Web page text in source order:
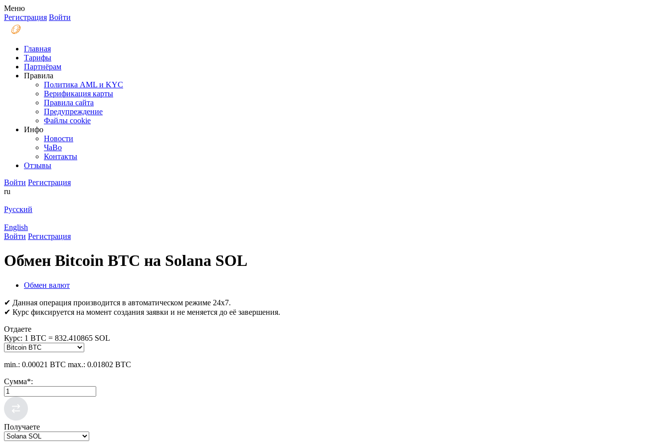
Меню
Регистрация Войти
Главная
Тарифы
Партнёрам
Правила
Политика AML и KYC
Верификация карты
Правила сайта
Предупреждение
Файлы coоkie
Инфо
Новости
ЧаВо
Контакты
Отзывы
Войти Регистрация
ru
Русский
English
Войти Регистрация
Обмен Bitcoin BTC на Solana SOL
Обмен валют
✔ Данная операция производится в автоматическом режиме 24х7.
✔ Курс фиксируется на момент создания заявки и не меняется до её завершения.
Отдаете
Курс: 1 BTC = 832.410865 SOL
min.: 0.00021 BTC max.: 0.01802 BTC
Сумма*:
Получаете